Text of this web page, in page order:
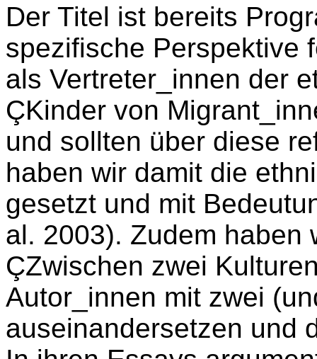
Der Titel ist bereits
spezifische Perspektive
als Vertreter_innen der
ÇKinder von
und sollten über diese
haben wir damit die
gesetzt und mit
al. 2003). Zudem haben
ÇZwischen zwei
Autor_innen mit zwei
auseinandersetzen und